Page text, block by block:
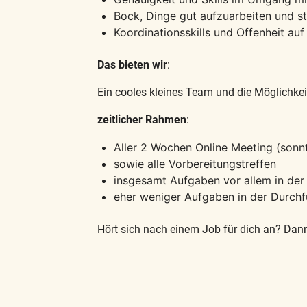
Bock, Dinge gut aufzuarbeiten und
Koordinationsskills und Offenheit
Das bieten wir:
Ein cooles kleines Team und die
zeitlicher Rahmen:
Aller 2 Wochen Online Meeting
sowie alle Vorbereitungstreffen
insgesamt Aufgaben vor allem in
eher weniger Aufgaben in der
Hört sich nach einem Job für dich an?